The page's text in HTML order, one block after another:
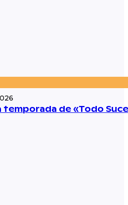
temporada de «Todo